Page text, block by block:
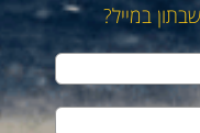
במייל?